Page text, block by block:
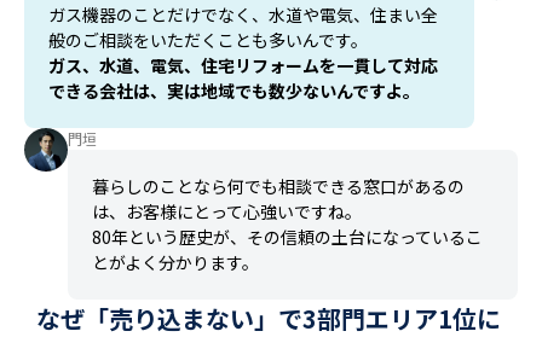
ガス機器のことだけでなく、水道や電気、住まい全
般のご相談をいただくことも多いんです。
ガス、水道、電気、住宅リフォームを一貫して対応
できる会社は、実は地域でも数少ないんですよ。
門垣
暮らしのことなら何でも相談できる窓口があるの
は、お客様にとって心強いですね。
80年という歴史が、その信頼の土台になっているこ
とがよく分かります。
なぜ「売り込まない」で3部門エリア1位に